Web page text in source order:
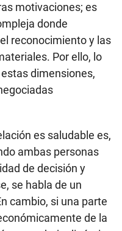
motivaciones; es
donde
reconocimiento y las
Por ello, lo
dimensiones,
es saludable es,
ambas personas
de decisión y
se habla de un
cambio, si una parte
de la